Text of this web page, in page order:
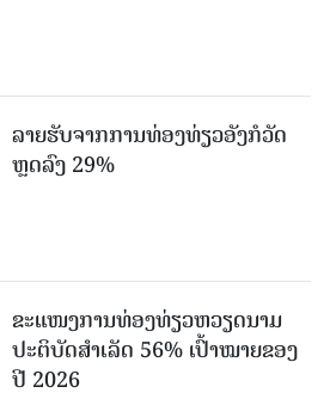
ລາຍຮັບຈາກການທ່ອງທ່ຽວອັງກໍວັດ
ຫຼດລົງ 29%
ຂະ​ແໜງ​ການ​ທ່ອງ​ທ່ຽວຫວຽດນາມ ​
ປະ​ຕິ​ບັດ​ສຳ​ເລັດ 56% ເປົ້າ​ໝາຍຂອງ
ປີ 2026